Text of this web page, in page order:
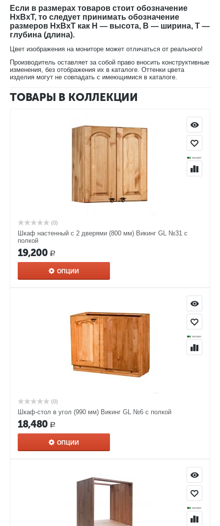
Если в размерах товаров стоит обозначение
HxBxT, то следует принимать обозначение
размеров HxBxT как H — высота, B — ширина, T —
глубина (длина).
Цвет изображения на мониторе может отличаться от реального!
Производитель оставляет за собой право вносить конструктивные
изменения, без отображения их в каталоге. Оттенки цвета
изделия могут не совпадать с имеющимися в каталоге.
ТОВАРЫ В КОЛЛЕКЦИИ
(0)
Шкаф настенный с 2 дверями (800 мм) Викинг GL №31 с
полкой
19,200 Р
ОПЦИИ
(0)
Шкаф-стол в угол (990 мм) Викинг GL №6 с полкой
18,480 Р
ОПЦИИ